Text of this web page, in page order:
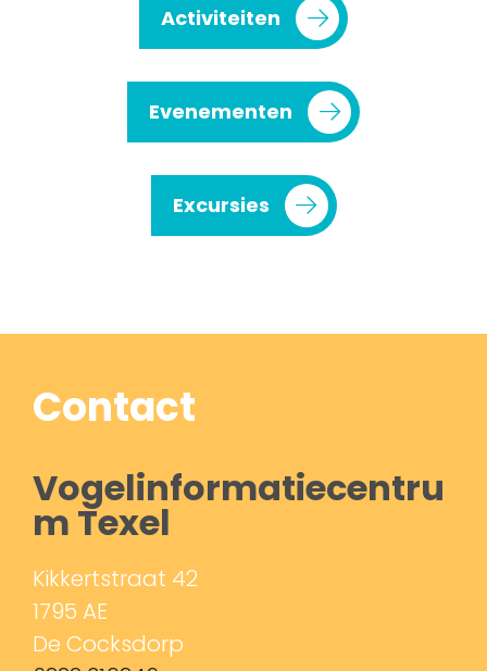
Activiteiten
Evenementen
Excursies
Contact
Vogelinformatiecentru
m Texel
Kikkertstraat 42
1795 AE
De Cocksdorp